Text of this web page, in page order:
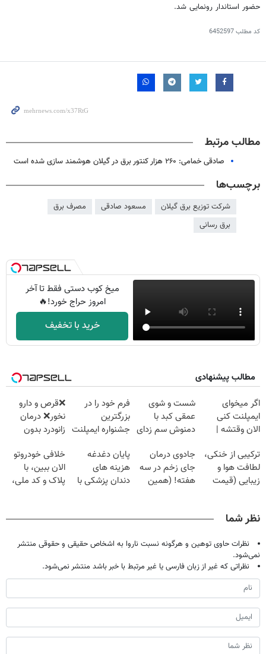
حضور استاندار رونمایی شد.
کد مطلب6452597
مطالب مرتبط
صادقی خمامی: ۲۶۰ هزار کنتور برق در گیلان هوشمند سازی شده است
برچسب‌ها
شرکت توزیع برق گیلان مسعود صادقی
مصرف برق
برق رسانی
میخ کوب دستی فقط تا آخر
امروز حراج خورد!🔥
خرید با تخفیف
مطالب پیشنهادی
اگر میخوای
ایمپلنت کنی
الان وقتشه |
میلیون تومان!!!
شست و شوی
عمقی کبد با
دمنوش سم زدای
فرم خود را در
بزرگترین
جشنواره ایمپلنت
فقط ۲۵ میلیون
❌قرص‌ و دارو
نخور❌ درمان
زانودرد بدون
ترکیبی از خنکی،
لطافت هوا و
زیبایی (قیمت
جادوی درمان
جای زخم در سه
هفته! (همین
پایان دغدغه
هزینه های
دندان پزشکی با
خلافی خودروتو
الان ببین، با
پلاک و کد ملی،
نظر شما
نظرات حاوی توهین و هرگونه نسبت ناروا به اشخاص حقیقی و حقوقی منتشر
نمی‌شود.
نظراتی که غیر از زبان فارسی یا غیر مرتبط با خبر باشد منتشر نمی‌شود.